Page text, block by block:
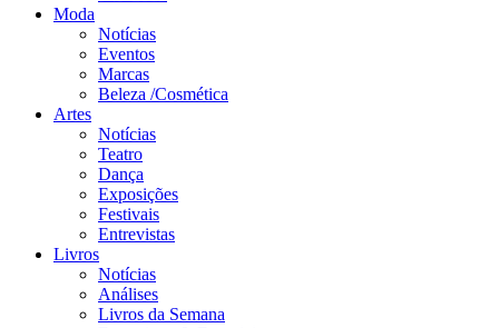
Moda
Notícias
Eventos
Marcas
Beleza /Cosmética
Artes
Notícias
Teatro
Dança
Exposições
Festivais
Entrevistas
Livros
Notícias
Análises
Livros da Semana